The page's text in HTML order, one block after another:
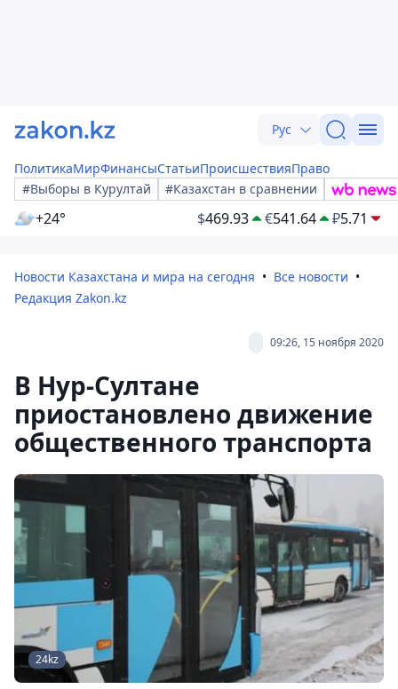
Рус
ПолитикаМирФинансыСтатьиПроисшествияПраво
#Выборы в Курултай
#Казахстан в сравнении
+24° $469.93 €541.64 ₽5.71
Новости Казахстана и мира на сегодня
Все новости
Редакция Zakon.kz
09:26, 15 ноября 2020
В Нур-Султане
приостановлено движение
общественного транспорта
24kz